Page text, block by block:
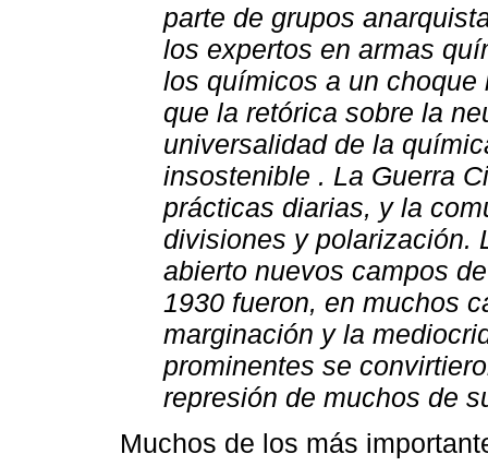
parte de grupos
los expertos en armas
los químicos a un
que la retórica sobre la
universalidad de la
insostenible . La Guerra
prácticas diarias, y la
divisiones y polarización.
abierto nuevos campos
1930 fueron, en muchos
marginación y la
prominentes se
represión de muchos de
Muchos de los más